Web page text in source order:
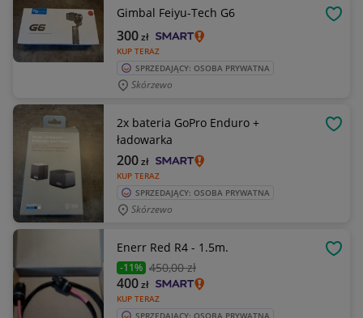
Gimbal Feiyu-Tech G6
KUP TERAZ
300zł
SPRZEDAJĄCY: OSOBA PRYWATNA
Skórzewo
2x bateria GoPro Enduro +
ładowarka
KUP TERAZ
200zł
SPRZEDAJĄCY: OSOBA PRYWATNA
Skórzewo
Enerr Red R4 - 1.5m.
-11% 450,00 zł
KUP TERAZ
400zł
SPRZEDAJĄCY: OSOBA PRYWATNA